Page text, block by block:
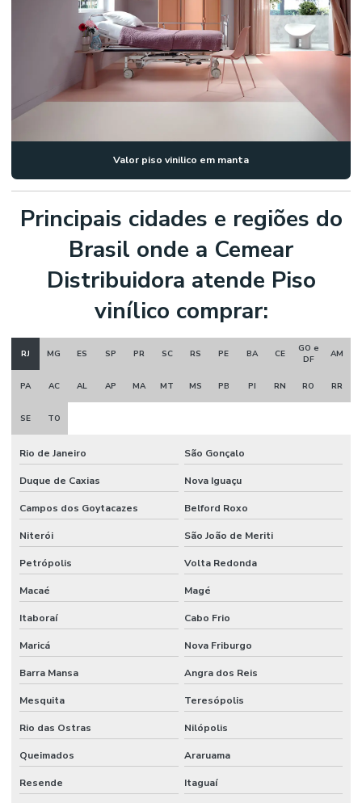
Valor piso vinilico em manta
Principais cidades e regiões do
Brasil onde a Cemear
Distribuidora atende Piso
vinílico comprar:
RJ MG ES SP PR SC RS PE BA CE
GO e
DF
AM
PA AC AL AP MA MT MS PB PI RN RO RR
SE TO
Rio de Janeiro São Gonçalo
Duque de Caxias Nova Iguaçu
Campos dos Goytacazes Belford Roxo
Niterói São João de Meriti
Petrópolis Volta Redonda
Macaé Magé
Itaboraí Cabo Frio
Maricá Nova Friburgo
Barra Mansa Angra dos Reis
Mesquita Teresópolis
Rio das Ostras Nilópolis
Queimados Araruama
Resende Itaguaí